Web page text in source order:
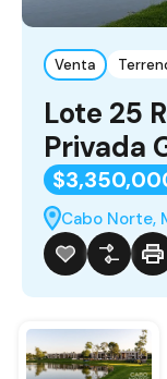
Venta
Lote 25
Privada
Cabo Norte,